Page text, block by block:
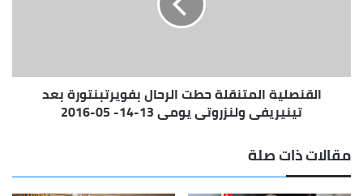
يومي
القنصلية المتنقلة حطت الرحال بفويرتبنتورة بعد
تينيريفي ولنزروتي يومي 13-14- 05-2016
مقالات ذات صلة